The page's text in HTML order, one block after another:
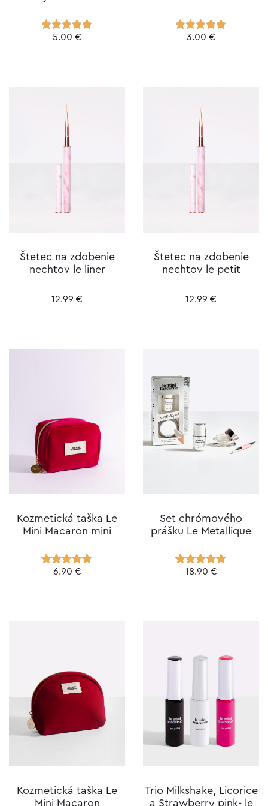
Hodnotenie
5.00 €
Hodnotenie
3.00 €
Štetec na zdobenie
nechtov le liner
12.99 €
Štetec na zdobenie
nechtov le petit
12.99 €
Kozmetická taška Le
Mini Macaron mini
Hodnotenie
6.90 €
Set chrómového
prášku Le Metallique
Hodnotenie
18.90 €
Kozmetická taška Le
Mini Macaron
Trio Milkshake, Licorice
a Strawberry pink- le